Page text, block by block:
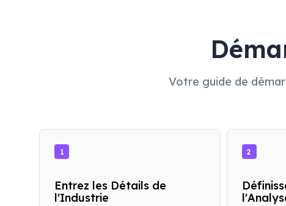
Votre guide de
1
Entrez les Détails de
l'Industrie
2